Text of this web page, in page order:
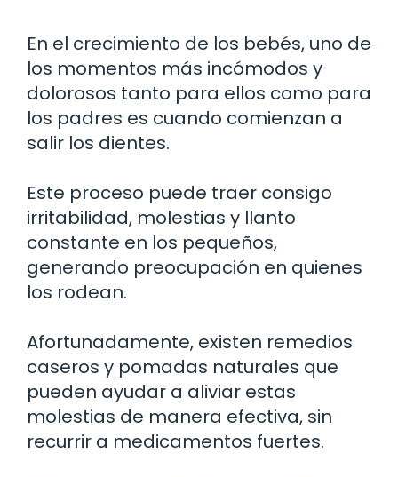
En el crecimiento de los bebés, uno de
los momentos más incómodos y
dolorosos tanto para ellos como para
los padres es cuando comienzan a
salir los dientes.
Este proceso puede traer consigo
irritabilidad, molestias y llanto
constante en los pequeños,
generando preocupación en quienes
los rodean.
Afortunadamente, existen remedios
caseros y pomadas naturales que
pueden ayudar a aliviar estas
molestias de manera efectiva, sin
recurrir a medicamentos fuertes.